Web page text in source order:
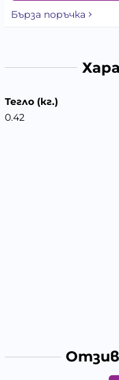
Бърза поръчка
Тегло (кг.)
0.42